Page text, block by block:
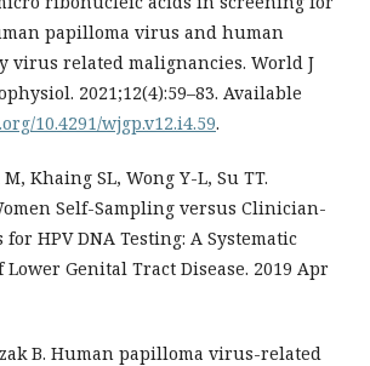
papilloma virus and human
virus related malignancies. World J
2021;12(4):59–83. Available
10.4291/wjgp.v12.i4.59.
Khaing SL, Wong Y-L, Su TT.
Self-Sampling versus Clinician-
for HPV DNA Testing: A Systematic
Lower Genital Tract Disease. 2019 Apr
B. Human papilloma virus-related